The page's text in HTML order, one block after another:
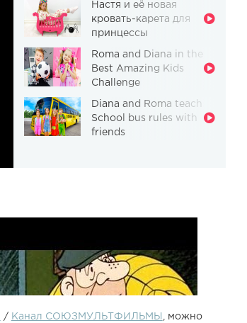
Настя и её новая
кровать-карета для
принцессы
Roma and Diana in the
Best Amazing Kids
Challenge
Diana and Roma teach
School bus rules with
friends
/ Канал СОЮЗМУЛЬТФИЛЬМЫ , можно